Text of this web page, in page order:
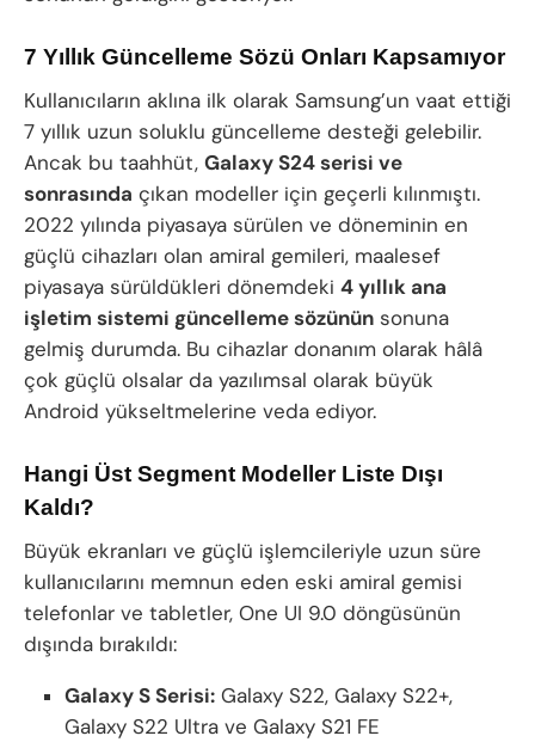
7 Yıllık Güncelleme Sözü Onları Kapsamıyor
Kullanıcıların aklına ilk olarak Samsung’un vaat ettiği
7 yıllık uzun soluklu güncelleme desteği gelebilir.
Ancak bu taahhüt, Galaxy S24 serisi ve
sonrasında çıkan modeller için geçerli kılınmıştı.
2022 yılında piyasaya sürülen ve döneminin en
güçlü cihazları olan amiral gemileri, maalesef
piyasaya sürüldükleri dönemdeki 4 yıllık ana
işletim sistemi güncelleme sözünün sonuna
gelmiş durumda. Bu cihazlar donanım olarak hâlâ
çok güçlü olsalar da yazılımsal olarak büyük
Android yükseltmelerine veda ediyor.
Hangi Üst Segment Modeller Liste Dışı
Kaldı?
Büyük ekranları ve güçlü işlemcileriyle uzun süre
kullanıcılarını memnun eden eski amiral gemisi
telefonlar ve tabletler, One UI 9.0 döngüsünün
dışında bırakıldı:
Galaxy S Serisi: Galaxy S22, Galaxy S22+,
Galaxy S22 Ultra ve Galaxy S21 FE